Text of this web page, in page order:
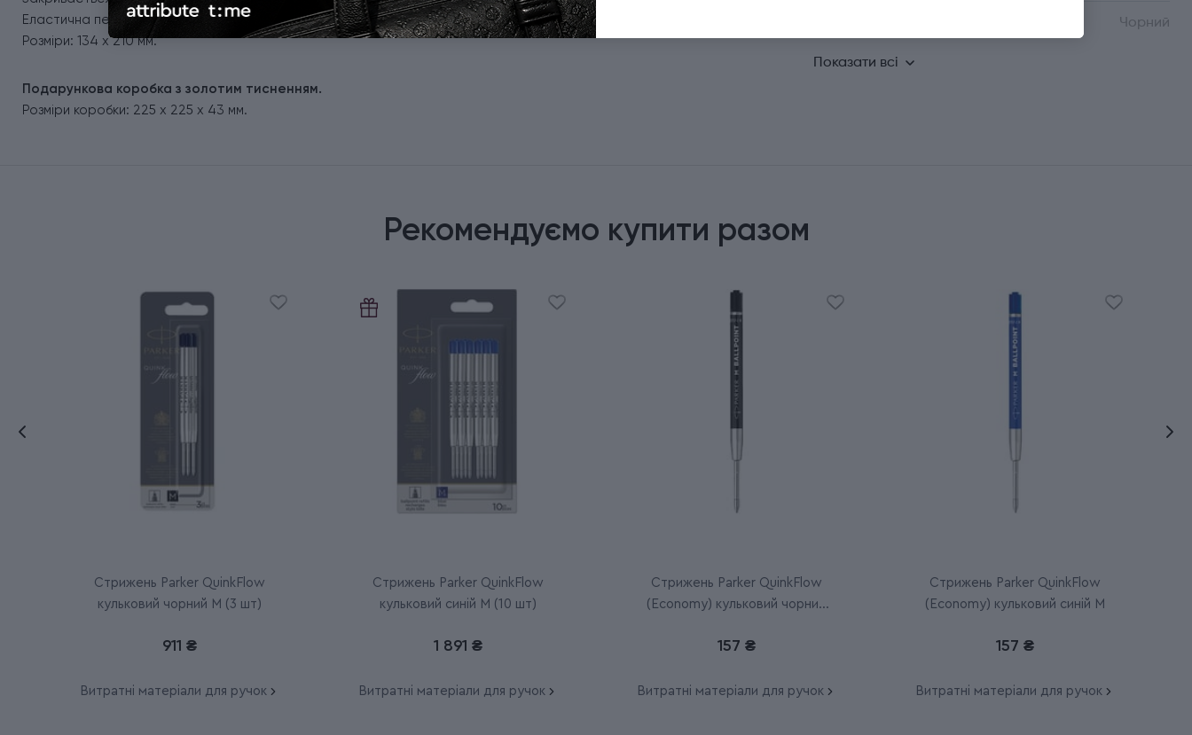
Еластична петля для ручки.
Розміри: 134 х 210 мм.
Подарункова коробка з золотим тисненням.
Розміри коробки: 225 х 225 х 43 мм.
Чорний
Показати всі
Рекомендуємо купити разом
Стрижень Parker QuinkFlow
кульковий чорний M (3 шт)
911 ₴
Витратні матеріали для ручок
Стрижень Parker QuinkFlow
кульковий синій M (10 шт)
1 891 ₴
Витратні матеріали для ручок
Стрижень Parker QuinkFlow
(Economy) кульковий чорний
157 ₴
Витратні матеріали для ручок
Стрижень Parker QuinkFlow
(Economy) кульковий синій M
157 ₴
Витратні матеріали для ручок